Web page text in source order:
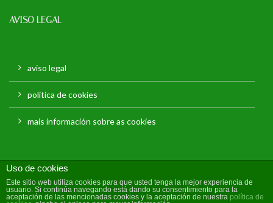
AVISO LEGAL
aviso legal
política de cookies
mais información sobre as cookies
© 2024Estouche Ben!
Uso de cookies
Este sitio web utiliza cookies para que usted tenga la mejor experiencia de
usuario. Si continúa navegando está dando su consentimiento para la
aceptación de las mencionadas cookies y la aceptación de nuestra política de